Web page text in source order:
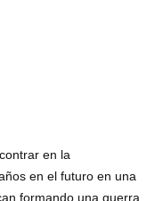
en la
en el futuro en una
formando una guerra